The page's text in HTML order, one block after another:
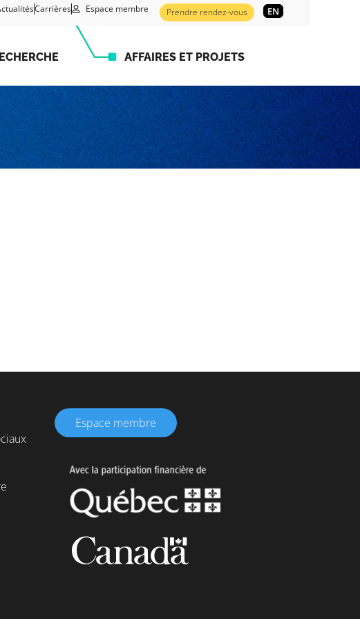
Carrières Espace membre Prendre rendez-vous EN
AFFAIRES ET PROJETS
Espace membre